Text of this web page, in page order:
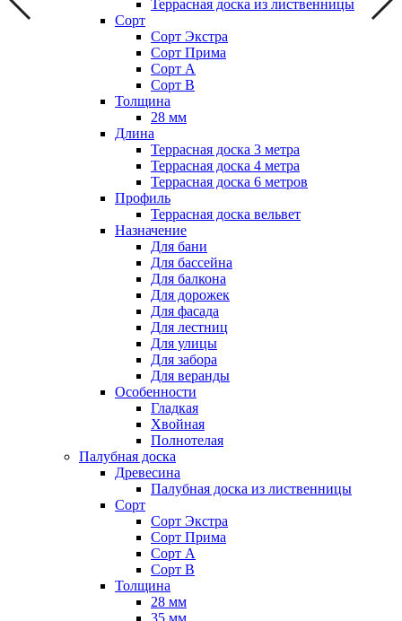
Террасная доска из лиственницы
Сорт
Сорт Экстра
Сорт Прима
Сорт А
Сорт В
Толщина
28 мм
Длина
Террасная доска 3 метра
Террасная доска 4 метра
Террасная доска 6 метров
Профиль
Террасная доска вельвет
Назначение
Для бани
Для бассейна
Для балкона
Для дорожек
Для фасада
Для лестниц
Для улицы
Для забора
Для веранды
Особенности
Гладкая
Хвойная
Полнотелая
Палубная доска
Древесина
Палубная доска из лиственницы
Сорт
Сорт Экстра
Сорт Прима
Сорт A
Сорт B
Толщина
28 мм
35 мм